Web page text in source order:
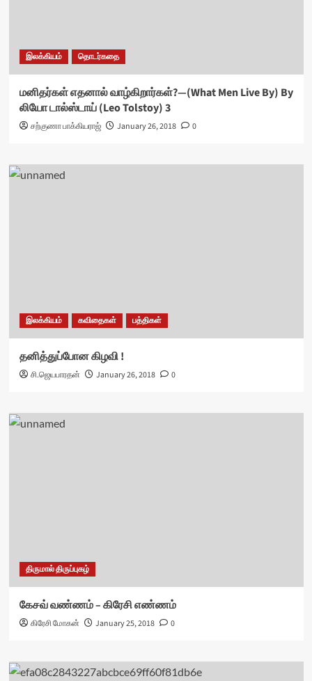
இலக்கியம் தொடர்கதை
மனிதர்கள் எதனால் வாழ்கிறார்கள்?—(What Men Live By) By
லியோ டால்ஸ்டாய் (Leo Tolstoy) 3
சற்குணா பாக்கியராஜ் January 26, 2018 0
இலக்கியம் கவிதைகள் பத்திகள்
தனித்துப்போன கிழவி !
சி.ஜெயபாரதன் January 26, 2018 0
திருமால் திருப்புகழ்
கேசவ் வண்ணம் – கிரேசி எண்ணம்
கிரேசி மோகன் January 25, 2018 0